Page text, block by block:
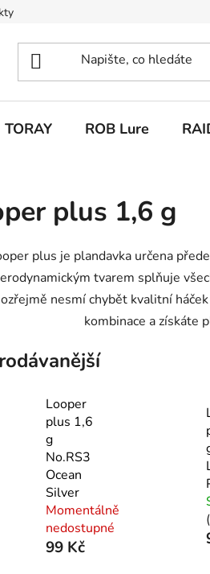
TORAY ROB Lure
plus 1,6 g
plus je plandavka určena
tvarem splňuje
nesmí chybět kvalitní
kombinace a získáte
Looper
plus 1,6
g
No.RS3
Ocean
Silver
Momentálně
nedostupné
99 Kč